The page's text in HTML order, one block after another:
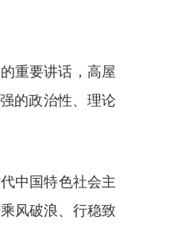
重要讲话，高屋
的政治性、理论
中国特色社会主
风破浪、行稳致